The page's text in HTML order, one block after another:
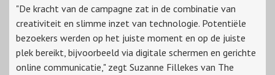
"De kracht van de campagne zat in de combinatie van
creativiteit en slimme inzet van technologie. Potentiële
bezoekers werden op het juiste moment en op de juiste
plek bereikt, bijvoorbeeld via digitale schermen en gerichte
online communicatie," zegt Suzanne Fillekes van The